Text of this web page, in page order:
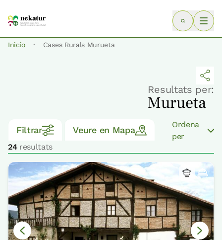
Inicio · Cases Rurals Murueta
Resultats per:
Murueta
Filtrar Veure en Mapa
24resultats
Ordena
per